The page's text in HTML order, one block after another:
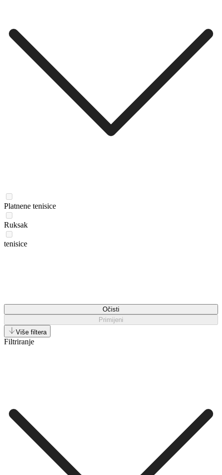
Platnene tenisice
Ruksak
tenisice
Očisti
Primijeni
Više filtera
Filtriranje